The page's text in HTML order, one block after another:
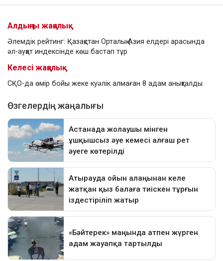
Алдыңғы жаңалық
Әлемдік рейтинг: Қазақстан Орталық Азия елдері арасында
әл-ауқат индексінде көш бастап тұр
Келесі жаңалық
СҚО-да өмір бойы жеке куәлік алмаған 8 адам анықталды